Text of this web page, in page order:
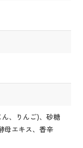
、りんご)、砂糖
母エキス、香辛